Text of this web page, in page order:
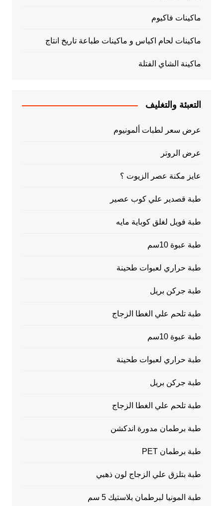
ماكينات فاكيوم
ماكينات لحام اكياس و ماكينات طباعة تاريخ انتاج
ماكينة الشاي الفتلة
التعبئة والتغليف
عرض سعر لطبات ألمونيوم
عرض الروتر
عايز مكنة عصر الزيوت ؟
طبة قصدير علي كوب عصير
طبة فويل لغلق كوباية مايه
طبة عبوة 10سم
طبة حراري لعبوات طحينة
طبة جركن بريل
طبة تلحم علي الغطا الزجاج
طبة عبوة 10سم
طبة حراري لعبوات طحينة
طبة جركن بريل
طبة تلحم علي الغطا الزجاج
طبة برطمان مدورة اندكشن
طبة برطمان PET
طبة بتلزق علي الزجاج لون ذهبي
طبة المونيا لبرطمان بلاستيك 5 سم